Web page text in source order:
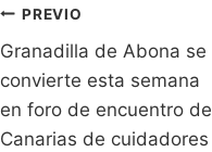
dl
y
k
p
Navegación
de
entradas
PREVIO
Granadilla de Abona se
convierte esta semana
en foro de encuentro de
Canarias de cuidadores